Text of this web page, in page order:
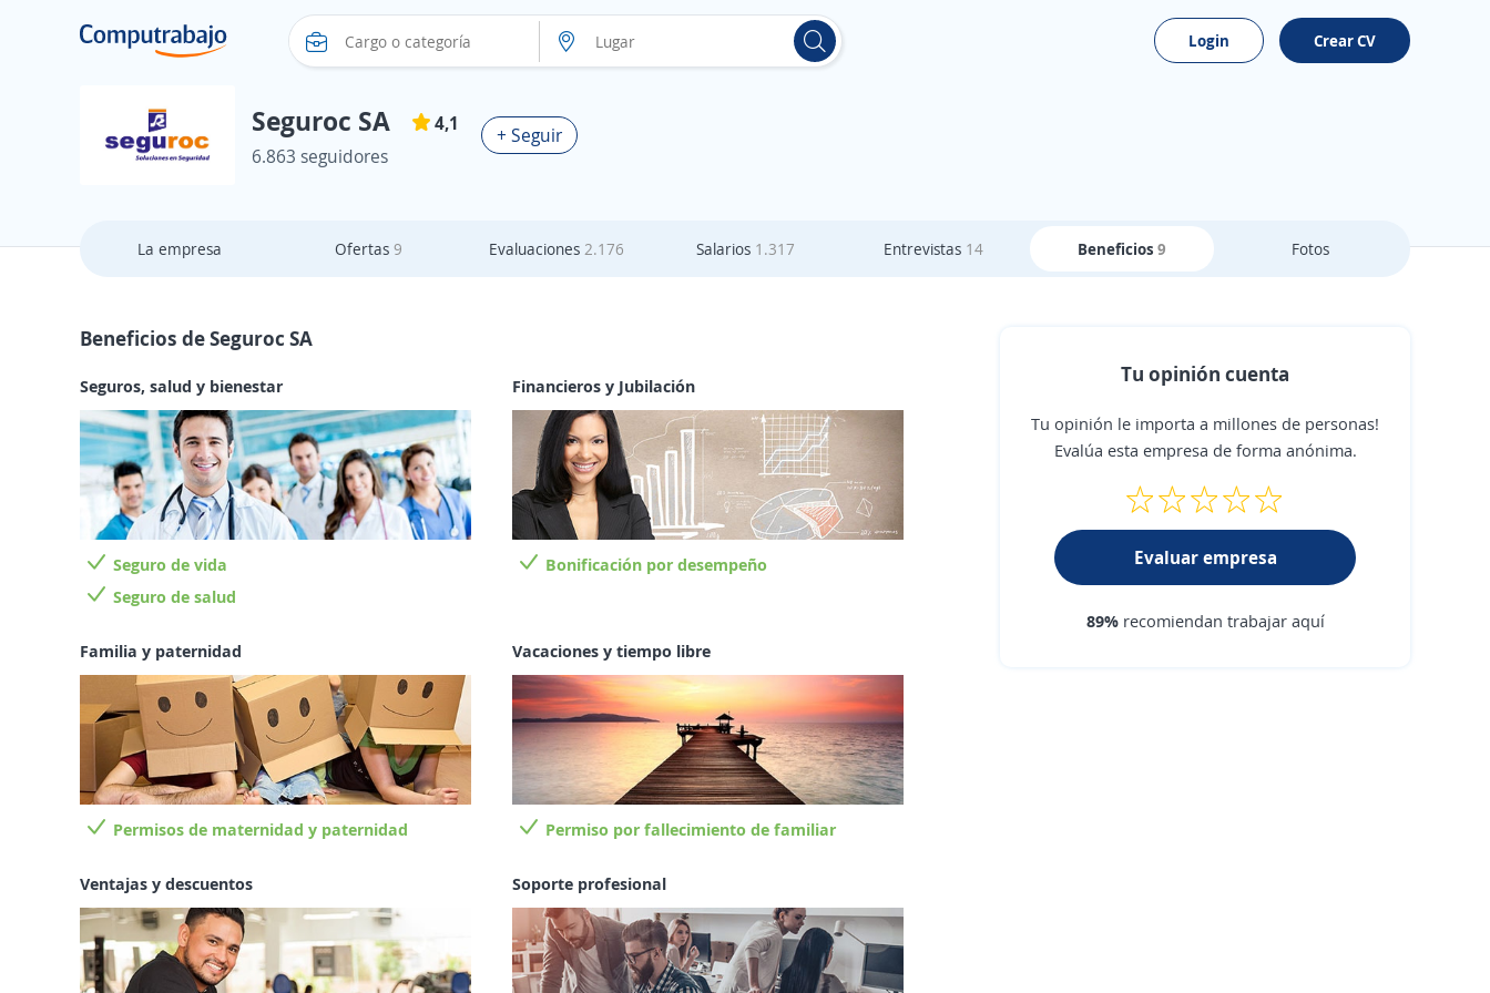
Login Crear CV
Seguroc SA
4,1
6.863 seguidores
+ Seguir
La empresa Ofertas 9 Evaluaciones 2.176 Salarios 1.317 Entrevistas 14 Beneficios 9 Fotos
Beneficios de Seguroc SA
Seguros, salud y bienestar
Seguro de vida
Seguro de salud
Financieros y Jubilación
Bonificación por desempeño
Familia y paternidad
Permisos de maternidad y paternidad
Vacaciones y tiempo libre
Permiso por fallecimiento de familiar
Ventajas y descuentos Soporte profesional
Tu opinión cuenta
Tu opinión le importa a millones de personas!
Evalúa esta empresa de forma anónima.
Evaluar empresa
89%recomiendan trabajar aquí